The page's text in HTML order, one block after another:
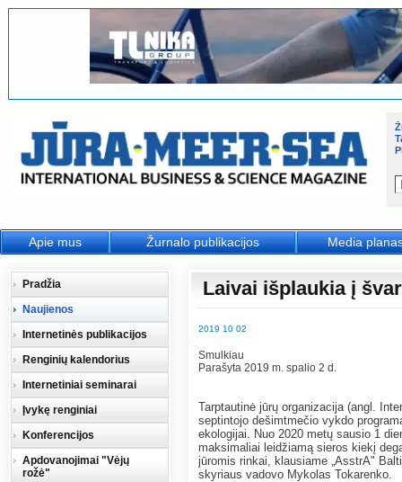
Laivai išplaukia į
2019 10 02
Smulkiau
Parašyta 2019 m. spalio 2 d.
Tarptautinė jūrų organizacija (angl.
septintojo dešimtmečio vykdo
ekologijai. Nuo 2020 metų sausio 1
maksimaliai leidžiamą sieros kiekį
jūromis rinkai, klausiame „AsstrA"
skyriaus vadovo Mykolas Tokarenko.
Pradžia
Naujienos
Internetinės publikacijos
Renginių kalendorius
Internetiniai seminarai
Įvykę renginiai
Konferencijos
Apdovanojimai "Vėjų
rožė"
Apie mus Žurnalo publikacijos Media